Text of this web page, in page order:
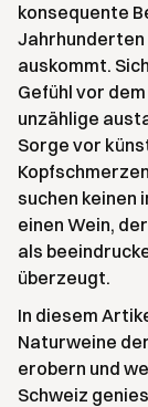
konsequente
Jahrhunderten
auskommt.
Gefühl vor
unzählige
Sorge vor
suchen keinen
einen Wein,
als
überzeugt.
In diesem
Naturweine
erobern und
Schweiz